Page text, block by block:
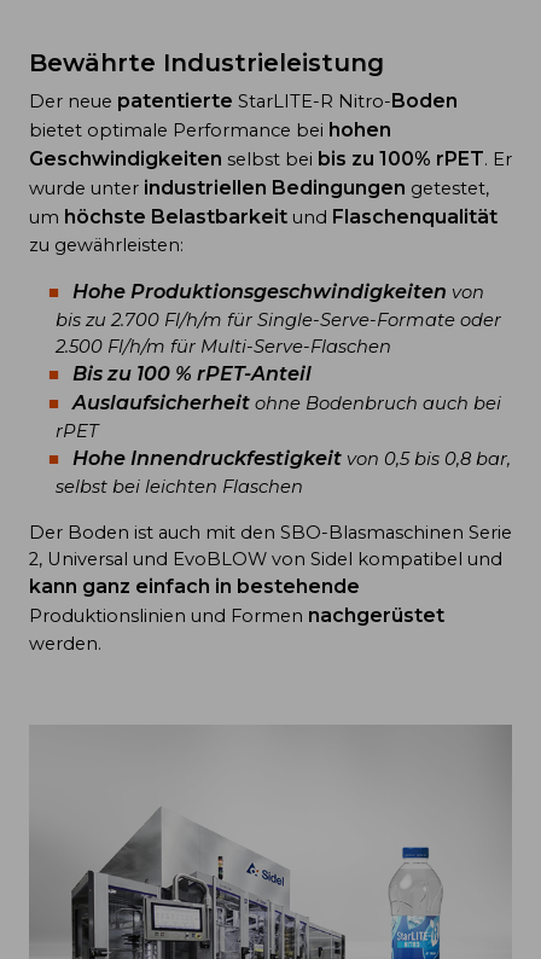
Bewährte Industrieleistung
Der neue patentierte StarLITE-R Nitro-Boden
bietet optimale Performance bei hohen
Geschwindigkeiten selbst bei bis zu 100% rPET. Er
wurde unter industriellen Bedingungen getestet,
um höchste Belastbarkeit und Flaschenqualität
zu gewährleisten:
Hohe Produktionsgeschwindigkeiten von
bis zu 2.700 Fl/h/m für Single-Serve-Formate oder
2.500 Fl/h/m für Multi-Serve-Flaschen
Bis zu 100 % rPET-Anteil
Auslaufsicherheit ohne Bodenbruch auch bei
rPET
Hohe Innendruckfestigkeit von 0,5 bis 0,8 bar,
selbst bei leichten Flaschen
Der Boden ist auch mit den SBO-Blasmaschinen Serie
2, Universal und EvoBLOW von Sidel kompatibel und
kann ganz einfach in bestehende
Produktionslinien und Formen nachgerüstet
werden.